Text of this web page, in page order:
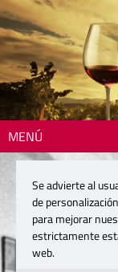
MENÚ
Se advierte al
de
para mejorar
estrictamente
web.